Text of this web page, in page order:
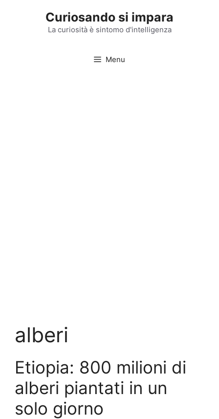
Curiosando si impara
La curiosità è sintomo d'intelligenza
Menu
alberi
Etiopia: 800 milioni di
alberi piantati in un
solo giorno